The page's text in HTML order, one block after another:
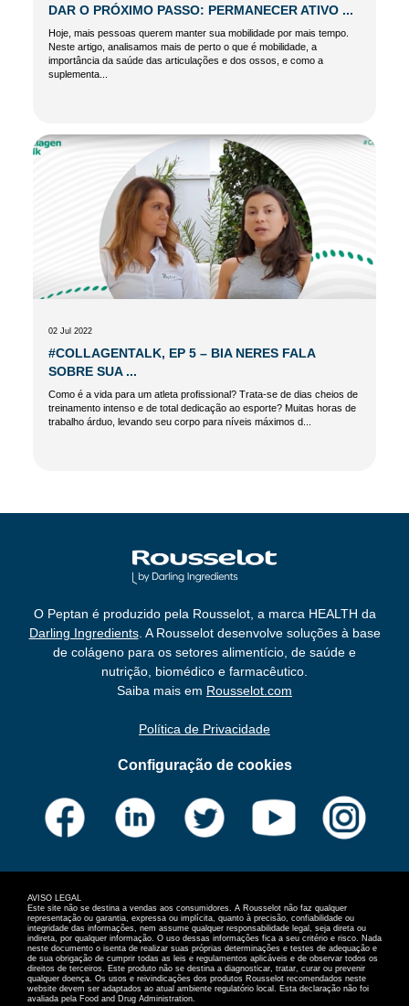
DAR O PRÓXIMO PASSO: PERMANECER ATIVO ...
Hoje, mais pessoas querem manter sua mobilidade por mais tempo.
Neste artigo, analisamos mais de perto o que é mobilidade, a
importância da saúde das articulações e dos ossos, e como a
suplementa...
02 Jul 2022
#COLLAGENTALK, EP 5 – BIA NERES FALA
SOBRE SUA ...
Como é a vida para um atleta profissional? Trata-se de dias cheios de
treinamento intenso e de total dedicação ao esporte? Muitas horas de
trabalho árduo, levando seu corpo para níveis máximos d...
O Peptan é produzido pela Rousselot, a marca HEALTH da
Darling Ingredients. A Rousselot desenvolve soluções à base
de colágeno para os setores alimentício, de saúde e
nutrição, biomédico e farmacêutico.
Saiba mais em Rousselot.com
Política de Privacidade
Configuração de cookies
AVISO LEGAL
Este site não se destina a vendas aos consumidores. A Rousselot não faz qualquer
representação ou garantia, expressa ou implícita, quanto à precisão, confiabilidade ou
integridade das informações, nem assume qualquer responsabilidade legal, seja direta ou
indireta, por qualquer informação. O uso dessas informações fica a seu critério e risco. Nada
neste documento o isenta de realizar suas próprias determinações e testes de adequação e
de sua obrigação de cumprir todas as leis e regulamentos aplicáveis e de observar todos os
direitos de terceiros. Este produto não se destina a diagnosticar, tratar, curar ou prevenir
qualquer doença. Os usos e reivindicações dos produtos Rousselot recomendados neste
website devem ser adaptados ao atual ambiente regulatório local. Esta declaração não foi
avaliada pela Food and Drug Administration.